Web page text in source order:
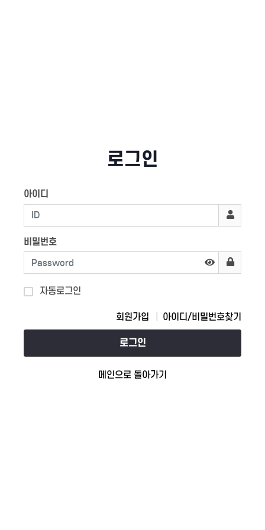
로그인
아이디
비밀번호
자동로그인
회원가입 아이디/비밀번호찾기
로그인
메인으로 돌아가기